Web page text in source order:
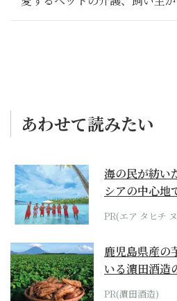
あわせて読みたい
海の民が紡い
シアの中心地
らみえてくる...
PR(エア タヒチ
鹿児島県産の
いる濵田酒造
PR(濵田酒造)